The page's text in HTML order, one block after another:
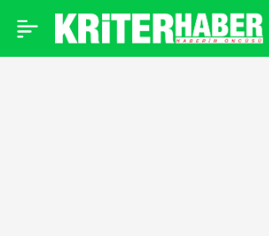
Fransa Açık’ta Novak